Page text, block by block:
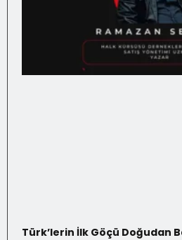
Türk’lerin İlk Göçü Doğudan